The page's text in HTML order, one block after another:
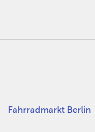
Fahrradmarkt Berlin